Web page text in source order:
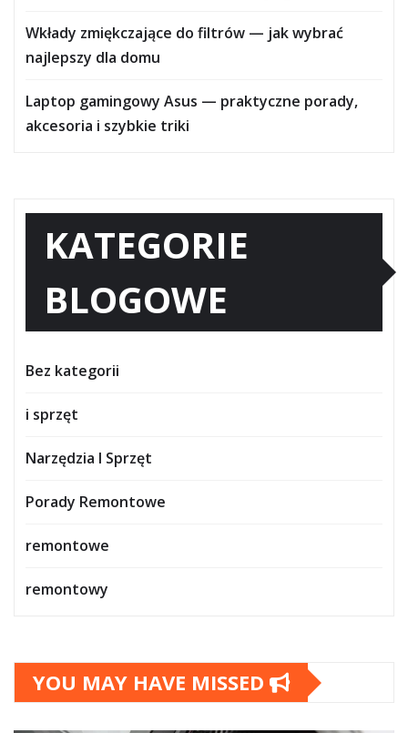
Wkłady zmiękczające do filtrów — jak wybrać
najlepszy dla domu
Laptop gamingowy Asus — praktyczne porady,
akcesoria i szybkie triki
KATEGORIE
BLOGOWE
Bez kategorii
i sprzęt
Narzędzia I Sprzęt
Porady Remontowe
remontowe
remontowy
YOU MAY HAVE MISSED